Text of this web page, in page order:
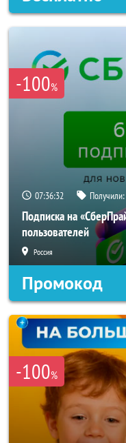
-100%
07:36:30 Получили:
Подписка на
пользователей
Россия
Промокод
-100%